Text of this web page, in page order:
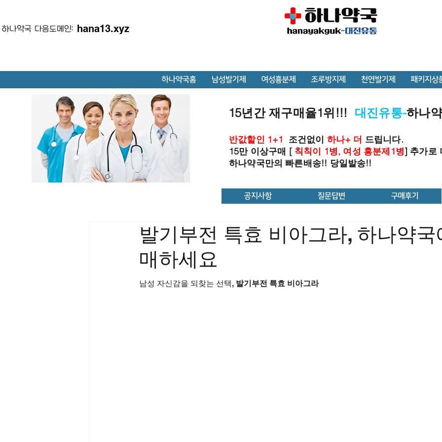
하나약국 다음도메인: hana13.xyz
하나약국홈 남성발기제 여성흥분제 조루방지제 천연발기제 패키지상
15년간 재구매율1위!!! 대진유통-하나
반값할인 1+1 조건없이 하나+ 더 드립니다.
15만 이상구매 [ 칙칙이 1병, 여성 흥분제1병] 추가로
하나약국만의 빠른배송!! 당일발송!!
공지사항 질문답변 구매후기
발기부전 특효 비아그라, 하나약
매하세요
남성 자신감을 되찾는 선택, 발기부전 특효 비아그라